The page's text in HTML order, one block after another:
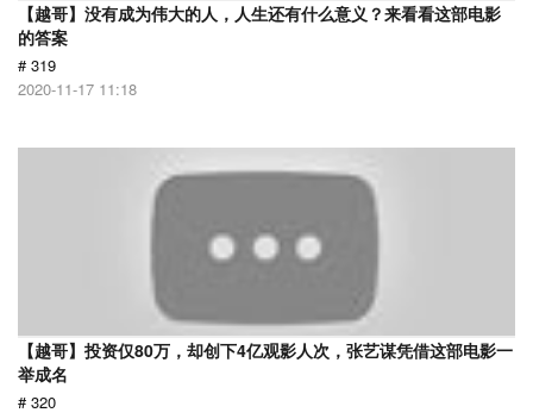
【越哥】没有成为伟大的人，人生还有什么意义？来看看这部电影
的答案
# 319
2020-11-17 11:18
【越哥】投资仅80万，却创下4亿观影人次，张艺谋凭借这部电影一
举成名
# 320